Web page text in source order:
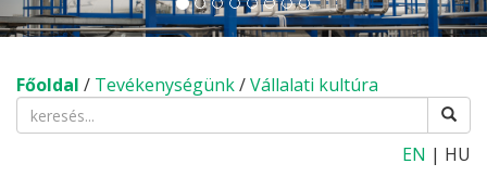
Főoldal / Tevékenységünk/Vállalati kultúra
EN | HU